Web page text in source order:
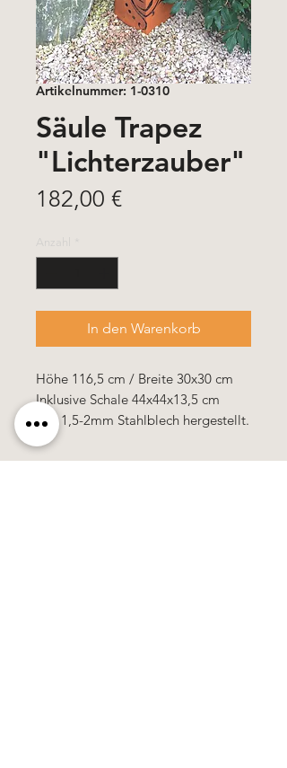
Artikelnummer: 1-0310
Säule Trapez
"Lichterzauber"
182,00 €Preis
Anzahl
In den Warenkorb
Höhe 116,5 cm / Breite 30x30 cm
Inklusive Schale 44x44x13,5 cm
Aus 1,5-2mm Stahlblech hergestellt.